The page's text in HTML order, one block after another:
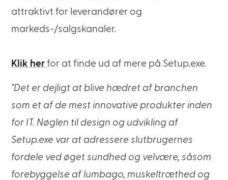
attraktivt for leverandører og
markeds-/salgskanaler.
Klik her for at finde ud af mere på Setup.exe.
"Det er dejligt at blive hædret af branchen
som et af de mest innovative produkter inden
for IT. Nøglen til design og udvikling af
Setup.exe var at adressere slutbrugernes
fordele ved øget sundhed og velvære, såsom
forebyggelse af lumbago, muskeltræthed og